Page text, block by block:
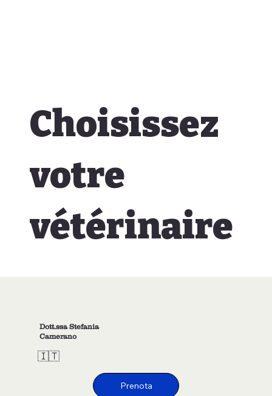
Dott.ssa Stefania
Camerano
🇮🇹
Choisissez
votre
vétérinaire